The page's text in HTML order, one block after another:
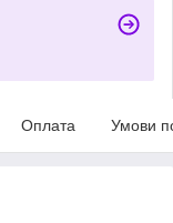
Оплата Умови